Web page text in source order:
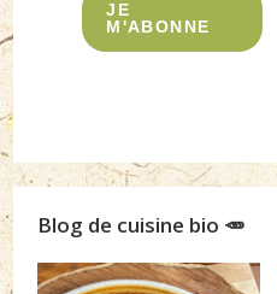
JE
M'ABONNE
Blog de cuisine bio 🥕